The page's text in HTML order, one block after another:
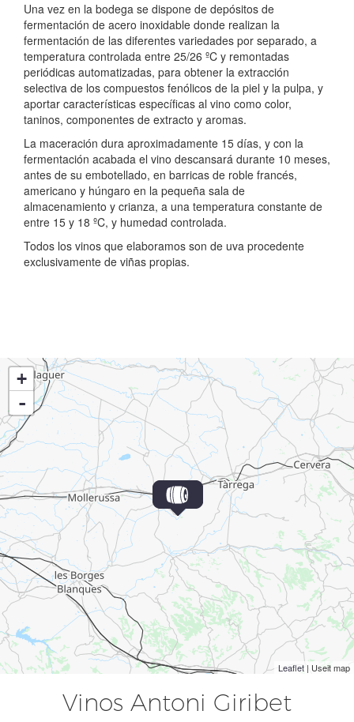
Una vez en la bodega se dispone de depósitos de
fermentación de acero inoxidable donde realizan la
fermentación de las diferentes variedades por separado, a
temperatura controlada entre 25/26 ºC y remontadas
periódicas automatizadas, para obtener la extracción
selectiva de los compuestos fenólicos de la piel y la pulpa, y
aportar características específicas al vino como color,
taninos, componentes de extracto y aromas.
La maceración dura aproximadamente 15 días, y con la
fermentación acabada el vino descansará durante 10 meses,
antes de su embotellado, en barricas de roble francés,
americano y húngaro en la pequeña sala de
almacenamiento y crianza, a una temperatura constante de
entre 15 y 18 ºC, y humedad controlada.
Todos los vinos que elaboramos son de uva procedente
exclusivamente de viñas propias.
+
-
Leaflet | Useit map
Vinos Antoni Giribet